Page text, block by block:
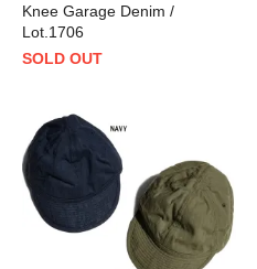
Knee Garage Denim /
Lot.1706
SOLD OUT